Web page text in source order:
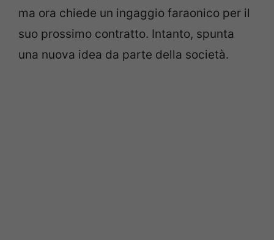
ma ora chiede un ingaggio faraonico per il
suo prossimo contratto. Intanto, spunta
una nuova idea da parte della società.